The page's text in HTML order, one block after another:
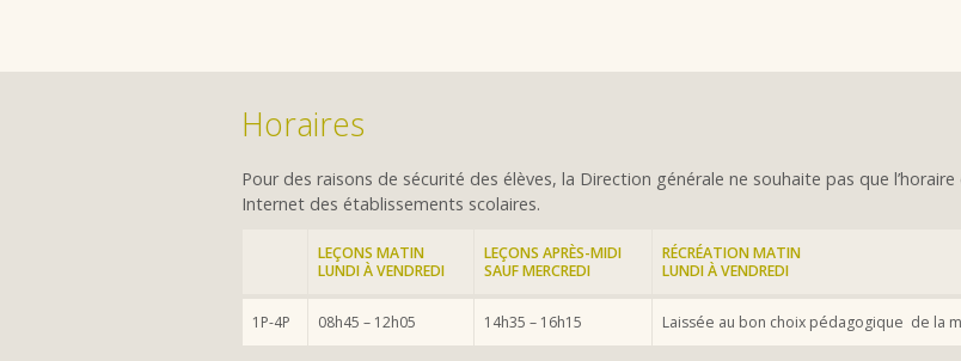
Horaires
Pour des raisons de sécurité des élèves, la Direction générale ne souhaite pas que
Internet des établissements scolaires.
LEÇONS MATIN
LUNDI À VENDREDI
LEÇONS APRÈS-MIDI
SAUF MERCREDI
RÉCRÉATION MATIN
LUNDI À VENDREDI
1P-4P 08h45 – 12h05 14h35 – 16h15 Laissée au bon choix pédagogique de la